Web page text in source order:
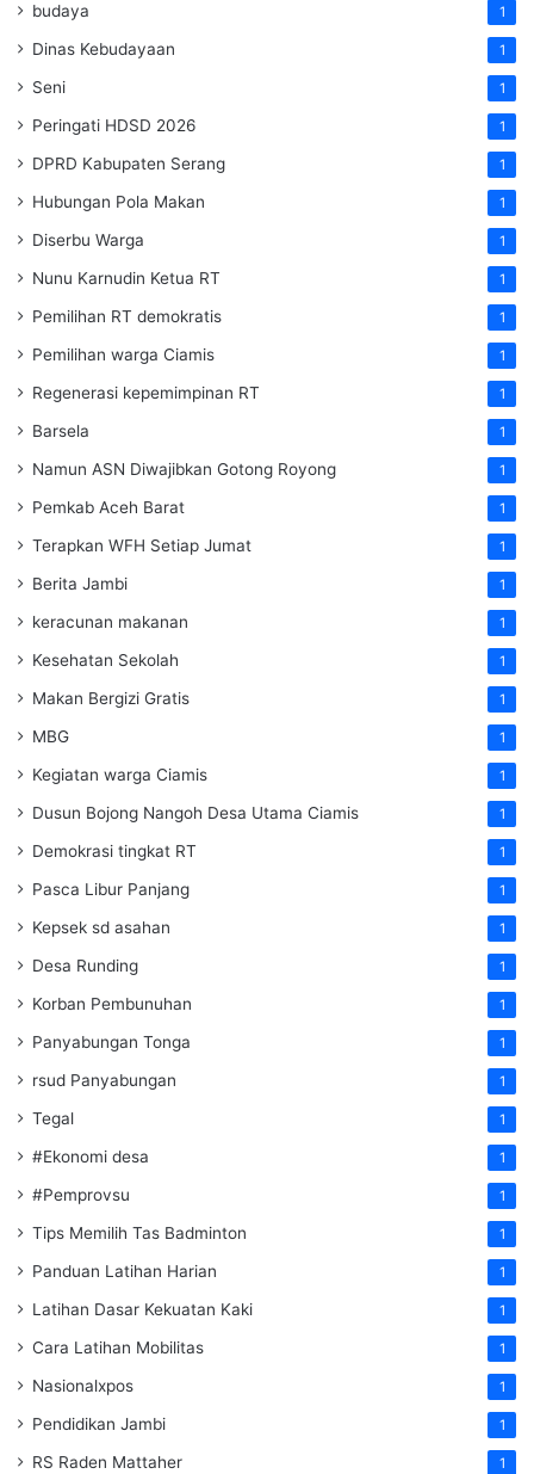
budaya 1
Dinas Kebudayaan 1
Seni 1
Peringati HDSD 2026 1
DPRD Kabupaten Serang 1
Hubungan Pola Makan 1
Diserbu Warga 1
Nunu Karnudin Ketua RT 1
Pemilihan RT demokratis 1
Pemilihan warga Ciamis 1
Regenerasi kepemimpinan RT 1
Barsela 1
Namun ASN Diwajibkan Gotong Royong 1
Pemkab Aceh Barat 1
Terapkan WFH Setiap Jumat 1
Berita Jambi 1
keracunan makanan 1
Kesehatan Sekolah 1
Makan Bergizi Gratis 1
MBG 1
Kegiatan warga Ciamis 1
Dusun Bojong Nangoh Desa Utama Ciamis 1
Demokrasi tingkat RT 1
Pasca Libur Panjang 1
Kepsek sd asahan 1
Desa Runding 1
Korban Pembunuhan 1
Panyabungan Tonga 1
rsud Panyabungan 1
Tegal 1
#Ekonomi desa 1
#Pemprovsu 1
Tips Memilih Tas Badminton 1
Panduan Latihan Harian 1
Latihan Dasar Kekuatan Kaki 1
Cara Latihan Mobilitas 1
Nasionalxpos 1
Pendidikan Jambi 1
RS Raden Mattaher 1